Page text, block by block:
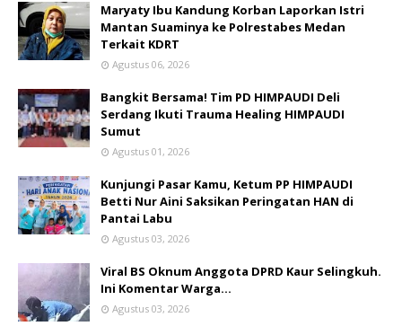
Maryaty Ibu Kandung Korban Laporkan Istri
Mantan Suaminya ke Polrestabes Medan
Terkait KDRT
Agustus 06, 2026
Bangkit Bersama! Tim PD HIMPAUDI Deli
Serdang Ikuti Trauma Healing HIMPAUDI
Sumut
Agustus 01, 2026
Kunjungi Pasar Kamu, Ketum PP HIMPAUDI
Betti Nur Aini Saksikan Peringatan HAN di
Pantai Labu
Agustus 03, 2026
Viral BS Oknum Anggota DPRD Kaur Selingkuh.
Ini Komentar Warga…
Agustus 03, 2026